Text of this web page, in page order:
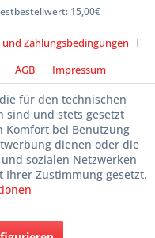
15,00€
und Zahlungsbedingungen
AGB Impressum
für den technischen
sind und stets gesetzt
Komfort bei Benutzung
dienen oder die
sozialen Netzwerken
Zustimmung gesetzt.